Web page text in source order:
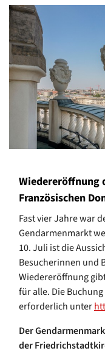
Wiedereröffnung
Französischen
Fast vier Jahre war
Gendarmenmarkt
10. Juli ist die
Besucherinnen und
Wiedereröffnung
für alle. Die
erforderlich unter
Der
der